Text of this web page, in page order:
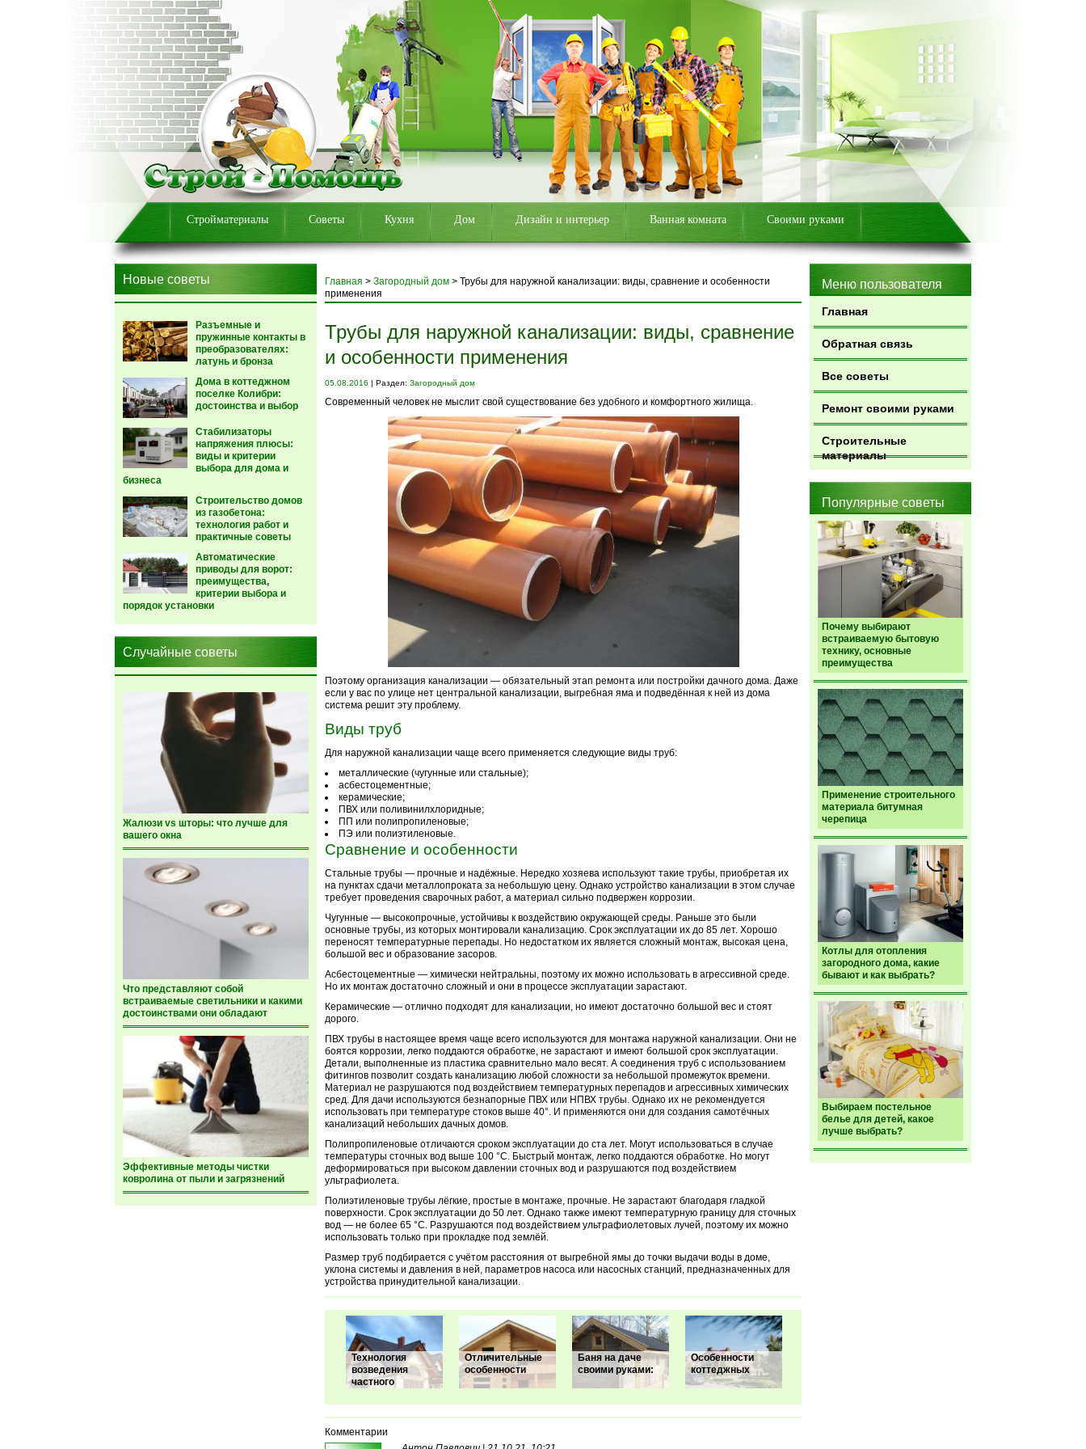
Стройматериалы Советы Кухня Дом Дизайн и интерьер Ванная комната Своими руками
Новые советы
Разъемные и
пружинные контакты в
преобразователях:
латунь и бронза
Дома в коттеджном
поселке Колибри:
достоинства и выбор
Стабилизаторы
напряжения плюсы:
виды и критерии
выбора для дома и
бизнеса
Строительство домов
из газобетона:
технология работ и
практичные советы
Автоматические
приводы для ворот:
преимущества,
критерии выбора и
порядок установки
Случайные советы
Жалюзи vs шторы: что лучше для
вашего окна
Что представляют собой
встраиваемые светильники и какими
достоинствами они обладают
Эффективные методы чистки
ковролина от пыли и загрязнений
Меню пользователя
Главная
Обратная связь
Все советы
Ремонт своими руками
Строительные
материалы
Популярные советы
Почему выбирают
встраиваемую бытовую
технику, основные
преимущества
Применение строительного
материала битумная
черепица
Котлы для отопления
загородного дома, какие
бывают и как выбрать?
Выбираем постельное
белье для детей, какое
лучше выбрать?
Главная > Загородный дом > Трубы для наружной канализации: виды, сравнение и особенности
применения
Трубы для наружной канализации: виды, сравнение
и особенности применения
05.08.2016 | Раздел: Загородный дом
Современный человек не мыслит свой существование без удобного и комфортного жилища.
Поэтому организация канализации — обязательный этап ремонта или постройки дачного дома. Даже
если у вас по улице нет центральной канализации, выгребная яма и подведённая к ней из дома
система решит эту проблему.
Виды труб
Для наружной канализации чаще всего применяется следующие виды труб:
металлические (чугунные или стальные);
асбестоцементные;
керамические;
ПВХ или поливинилхлоридные;
ПП или полипропиленовые;
ПЭ или полиэтиленовые.
Сравнение и особенности
Стальные трубы — прочные и надёжные. Нередко хозяева используют такие трубы, приобретая их
на пунктах сдачи металлопроката за небольшую цену. Однако устройство канализации в этом случае
требует проведения сварочных работ, а материал сильно подвержен коррозии.
Чугунные — высокопрочные, устойчивы к воздействию окружающей среды. Раньше это были
основные трубы, из которых монтировали канализацию. Срок эксплуатации их до 85 лет. Хорошо
переносят температурные перепады. Но недостатком их является сложный монтаж, высокая цена,
большой вес и образование засоров.
Асбестоцементные — химически нейтральны, поэтому их можно использовать в агрессивной среде.
Но их монтаж достаточно сложный и они в процессе эксплуатации зарастают.
Керамические — отлично подходят для канализации, но имеют достаточно большой вес и стоят
дорого.
ПВХ трубы в настоящее время чаще всего используются для монтажа наружной канализации. Они не
боятся коррозии, легко поддаются обработке, не зарастают и имеют большой срок эксплуатации.
Детали, выполненные из пластика сравнительно мало весят. А соединения труб с использованием
фитингов позволит создать канализацию любой сложности за небольшой промежуток времени.
Материал не разрушаются под воздействием температурных перепадов и агрессивных химических
сред. Для дачи используются безнапорные ПВХ или НПВХ трубы. Однако их не рекомендуется
использовать при температуре стоков выше 40°. И применяются они для создания самотёчных
канализаций небольших дачных домов.
Полипропиленовые отличаются сроком эксплуатации до ста лет. Могут использоваться в случае
температуры сточных вод выше 100 °С. Быстрый монтаж, легко поддаются обработке. Но могут
деформироваться при высоком давлении сточных вод и разрушаются под воздействием
ультрафиолета.
Полиэтиленовые трубы лёгкие, простые в монтаже, прочные. Не зарастают благодаря гладкой
поверхности. Срок эксплуатации до 50 лет. Однако также имеют температурную границу для сточных
вод — не более 65 °С. Разрушаются под воздействием ультрафиолетовых лучей, поэтому их можно
использовать только при прокладке под землёй.
Размер труб подбирается с учётом расстояния от выгребной ямы до точки выдачи воды в доме,
уклона системы и давления в ней, параметров насоса или насосных станций, предназначенных для
устройства принудительной канализации.
Технология
возведения
частного
Отличительные
особенности
Баня на даче
своими руками:
Особенности
коттеджных
Комментарии